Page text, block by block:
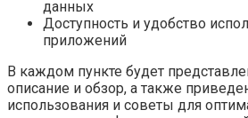
данных
Доступность и удобство
приложений
В каждом пункте будет
описание и обзор, а также
использования и советы для